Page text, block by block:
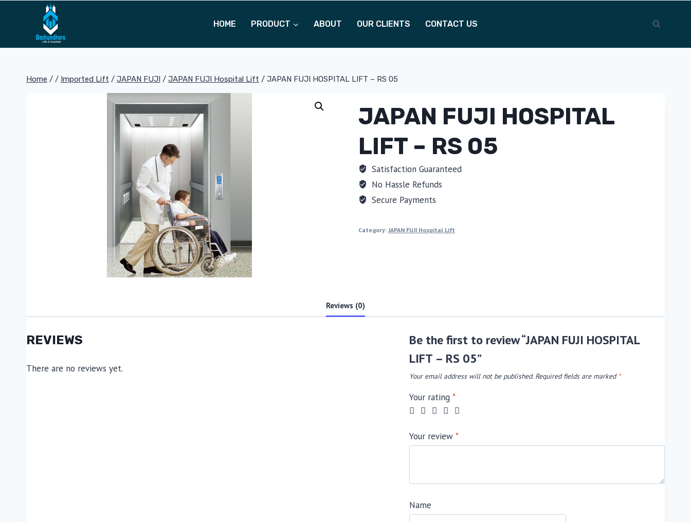
HOME PRODUCT ABOUT OUR CLIENTS CONTACT US
Home / / Imported Lift / JAPAN FUJI / JAPAN FUJI Hospital Lift / JAPAN FUJI HOSPITAL LIFT – RS 05
JAPAN FUJI HOSPITAL
LIFT – RS 05
Satisfaction Guaranteed
No Hassle Refunds
Secure Payments
Category: JAPAN FUJI Hospital Lift
Reviews (0)
REVIEWS
There are no reviews yet.
Be the first to review “JAPAN FUJI HOSPITAL
LIFT – RS 05”
Your email address will not be published. Required fields are marked *
Your rating*
Your review*
Name